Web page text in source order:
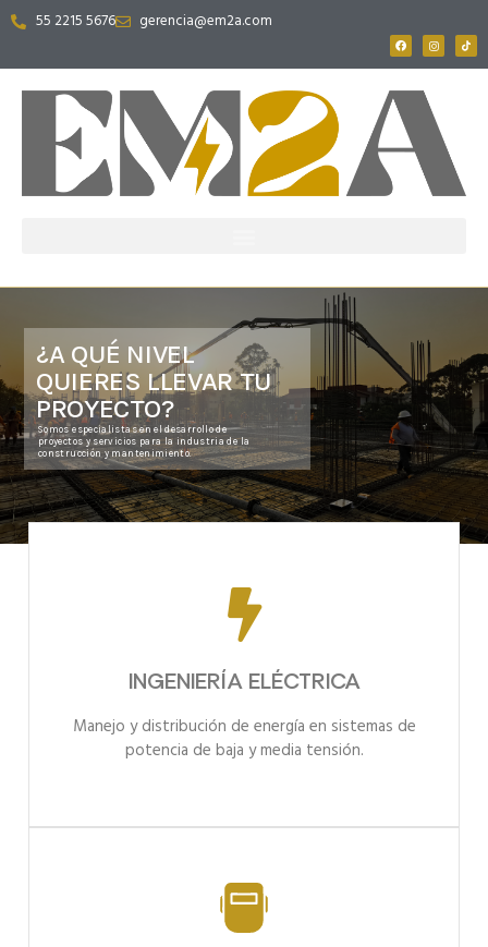
55 2215 5676 gerencia@em2a.com
¿A QUÉ NIVEL
QUIERES LLEVAR TU
PROYECTO?
Somos especialistas en el desarrollo de
proyectos y servicios para la industria de la
construcción y mantenimiento.
INGENIERÍA ELÉCTRICA
Manejo y distribución de energía en sistemas de
potencia de baja y media tensión.
INGENIERÍA ELÉCTRICA